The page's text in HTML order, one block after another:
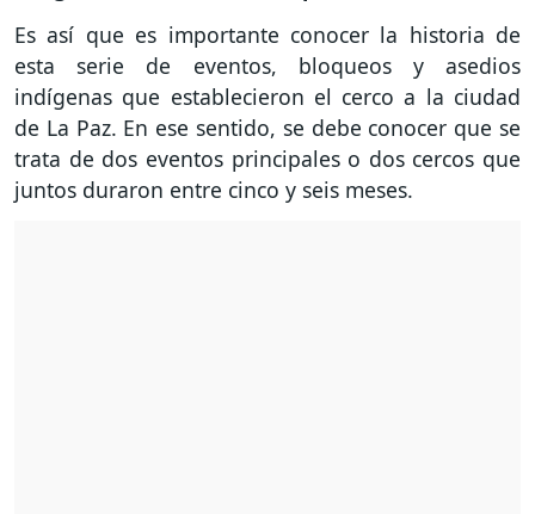
Es así que es importante conocer la historia de
esta serie de eventos, bloqueos y asedios
indígenas que establecieron el cerco a la ciudad
de La Paz. En ese sentido, se debe conocer que se
trata de dos eventos principales o dos cercos que
juntos duraron entre cinco y seis meses.